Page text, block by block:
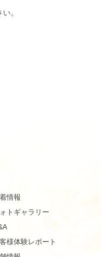
。
情報
トギャラリー
様体験レポート